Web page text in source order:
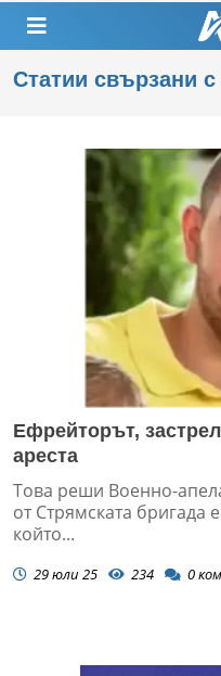
Статии свързани с
Ефрейторът,
ареста
Това реши Военно-
от Стрямската
който...
29 юли 25 234 0